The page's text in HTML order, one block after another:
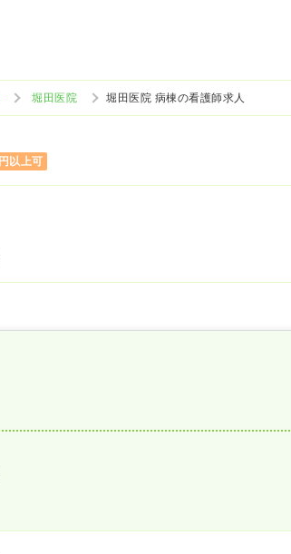
堀田医院 堀田医院 病棟の看護師求人
以上可